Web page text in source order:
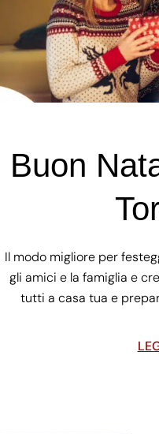
Buon
Il modo migliore per
gli amici e la famiglia e
tutti a casa tua e